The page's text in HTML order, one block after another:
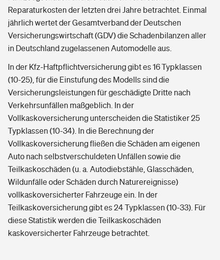
Reparaturkosten der letzten drei Jahre betrachtet. Einmal
jährlich wertet der Gesamtverband der Deutschen
Versicherungswirtschaft (GDV) die Schadenbilanzen aller
in Deutschland zugelassenen Automodelle aus.
In der Kfz-Haftpflichtversicherung gibt es 16 Typklassen
(10-25), für die Einstufung des Modells sind die
Versicherungsleistungen für geschädigte Dritte nach
Verkehrsunfällen maßgeblich. In der
Vollkaskoversicherung unterscheiden die Statistiker 25
Typklassen (10-34). In die Berechnung der
Vollkaskoversicherung fließen die Schäden am eigenen
Auto nach selbstverschuldeten Unfällen sowie die
Teilkaskoschäden (u. a. Autodiebstähle, Glasschäden,
Wildunfälle oder Schäden durch Naturereignisse)
vollkaskoversicherter Fahrzeuge ein. In der
Teilkaskoversicherung gibt es 24 Typklassen (10-33). Für
diese Statistik werden die Teilkaskoschäden
kaskoversicherter Fahrzeuge betrachtet.